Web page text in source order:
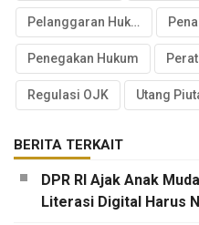
Pelanggaran Hukum
Penegakan Hukum
Regulasi OJK Utang
BERITA TERKAIT
DPR RI Ajak Anak
Literasi Digital Harus